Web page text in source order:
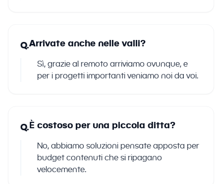
Q.Arrivate anche nelle valli?
Sì, grazie al remoto arriviamo ovunque, e
per i progetti importanti veniamo noi da voi.
Q.È costoso per una piccola ditta?
No, abbiamo soluzioni pensate apposta per
budget contenuti che si ripagano
velocemente.